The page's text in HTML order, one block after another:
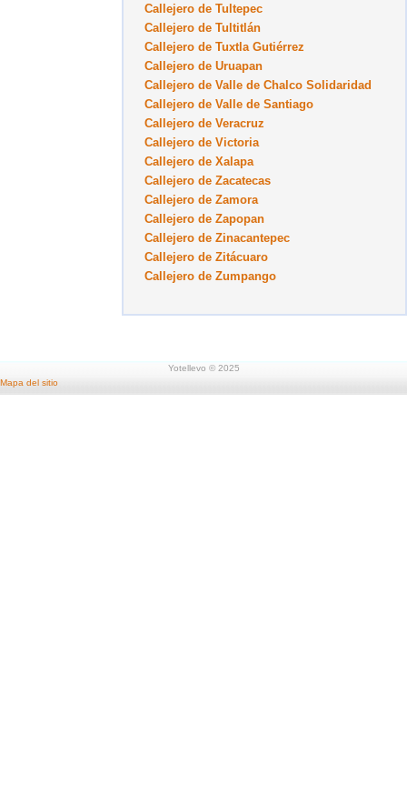
Callejero de Tultepec
Callejero de Tultitlán
Callejero de Tuxtla Gutiérrez
Callejero de Uruapan
Callejero de Valle de Chalco Solidaridad
Callejero de Valle de Santiago
Callejero de Veracruz
Callejero de Victoria
Callejero de Xalapa
Callejero de Zacatecas
Callejero de Zamora
Callejero de Zapopan
Callejero de Zinacantepec
Callejero de Zitácuaro
Callejero de Zumpango
Yotellevo © 2025
Mapa del sitio